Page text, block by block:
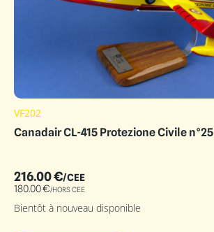
VF202
Canadair CL-415 Protezione Civile n°25
216.00€/CEE
180.00€/HORS CEE
Bientôt à nouveau disponible